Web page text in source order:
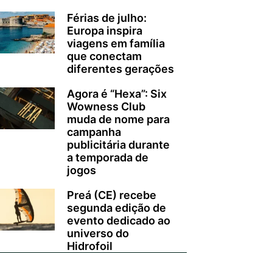
Férias de julho:
Europa inspira
viagens em família
que conectam
diferentes gerações
Agora é “Hexa”: Six
Wowness Club
muda de nome para
campanha
publicitária durante
a temporada de
jogos
Preá (CE) recebe
segunda edição de
evento dedicado ao
universo do
Hidrofoil